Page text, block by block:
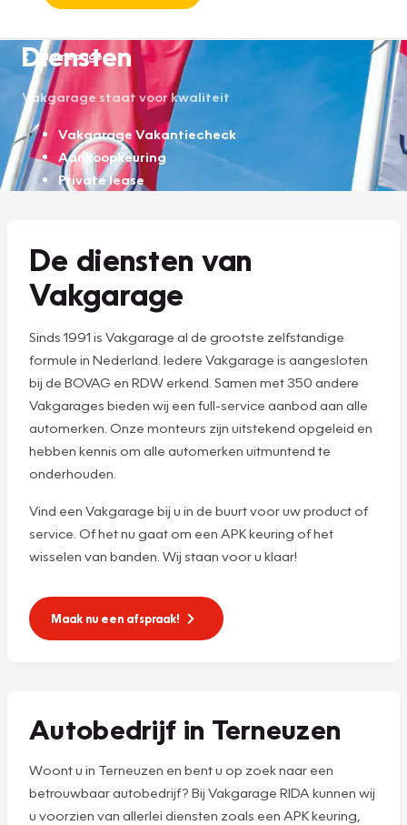
Homepage
Diensten
Vakgarage staat voor kwaliteit
Vakgarage Vakantiecheck
Aankoopkeuring
Private lease
De diensten van
Vakgarage
Sinds 1991 is Vakgarage al de grootste zelfstandige
formule in Nederland. Iedere Vakgarage is aangesloten
bij de BOVAG en RDW erkend. Samen met 350 andere
Vakgarages bieden wij een full-service aanbod aan alle
automerken. Onze monteurs zijn uitstekend opgeleid en
hebben kennis om alle automerken uitmuntend te
onderhouden.
Vind een Vakgarage bij u in de buurt voor uw product of
service. Of het nu gaat om een APK keuring of het
wisselen van banden. Wij staan voor u klaar!
Maak nu een afspraak!
Autobedrijf in Terneuzen
Woont u in Terneuzen en bent u op zoek naar een
betrouwbaar autobedrijf? Bij Vakgarage RIDA kunnen wij
u voorzien van allerlei diensten zoals een APK keuring,